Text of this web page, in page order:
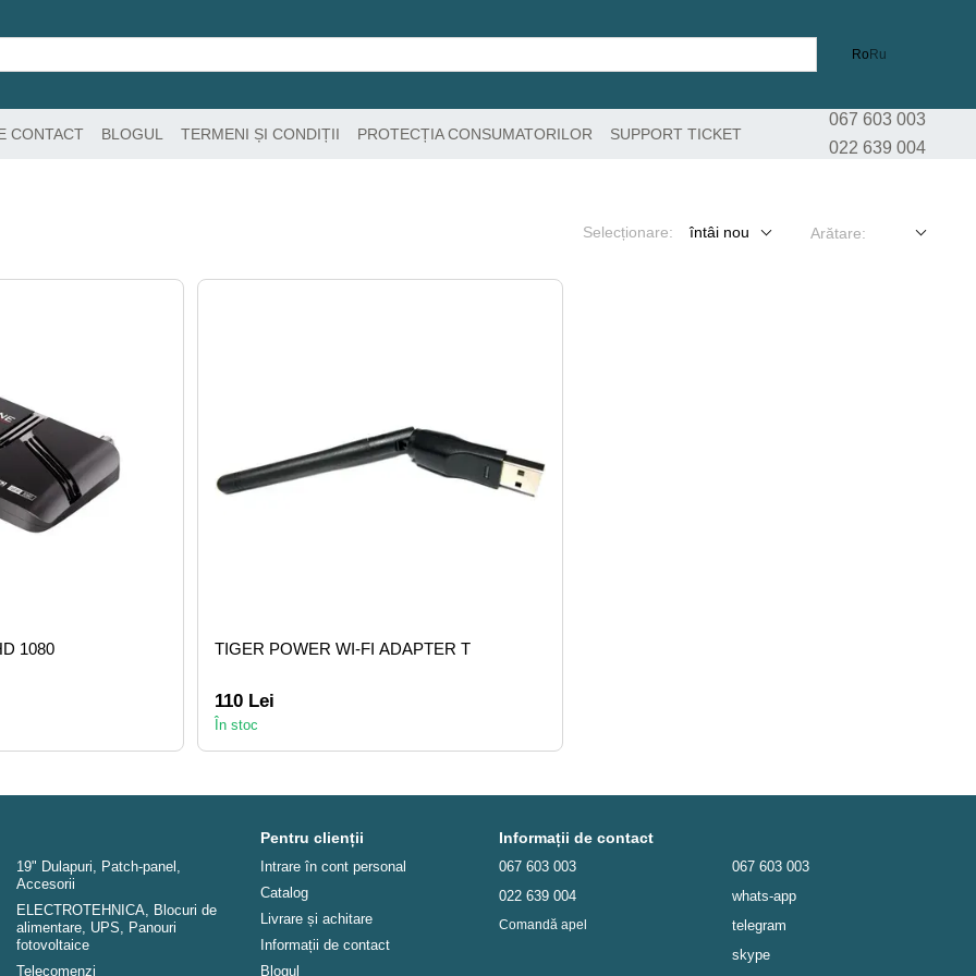
Ro Ru
CONTACT BLOGUL TERMENI ȘI CONDIȚII PROTECȚIA CONSUMATORILOR SUPPORT TICKET
067 603 003
022 639 004
Selecționare: întâi nou Arătare:
1080 TIGER POWER WI-FI ADAPTER T
110 Lei
În stoc
19" Dulapuri, Patch-panel,
Аccesorii
ELECTROTEHNICA, Blocuri de
alimentare, UPS, Panouri
fotovoltaice
Telecomenzi
Pentru clienții
Intrare în cont personal
Catalog
Livrare și achitare
Informații de contact
Blogul
Informații de contact
067 603 003
022 639 004
Comandă apel
067 603 003
whats-app
telegram
skype